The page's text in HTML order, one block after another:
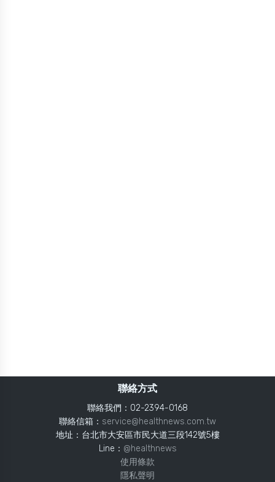
聯絡方式
聯絡我們：02-2394-0168
聯絡信箱： service@healthnews.com.tw
地址：台北市大安區市民大道三段142號5樓
Line： @healthnews
使用條款
隱私聲明